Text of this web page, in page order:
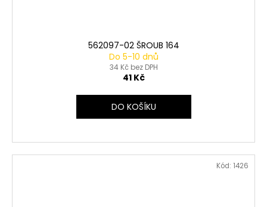
562097-02 ŠROUB 164
Do 5-10 dnů
34 Kč bez DPH
41 Kč
DO KOŠÍKU
Kód: 1426